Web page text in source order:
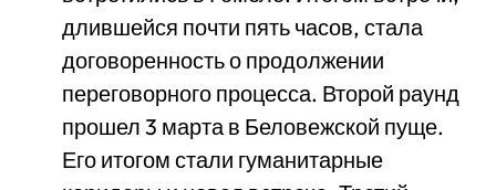
длившейся почти пять часов, стала
договоренность о продолжении
переговорного процесса. Второй раунд
прошел 3 марта в Беловежской пуще.
Его итогом стали гуманитарные